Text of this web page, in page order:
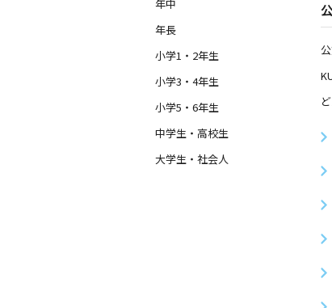
年中
年長
小学1・2年生
小学3・4年生
小学5・6年生
中学生・高校生
大学生・社会人